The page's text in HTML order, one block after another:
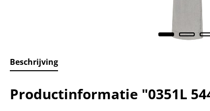
Beschrijving
Productinformatie "0351L